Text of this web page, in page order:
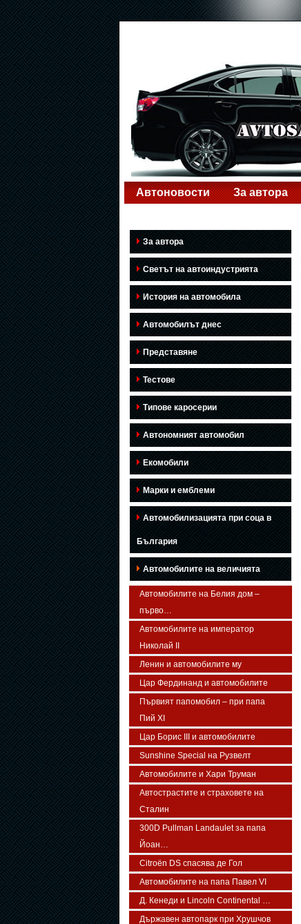
Автоновости За автора
За автора
Светът на автоиндустрията
История на автомобила
Автомобилът днес
Представяне
Тестове
Типове каросерии
Автономният автомобил
Екомобили
Марки и емблеми
Автомобилизацията при соца в
България
Автомобилите на величията
Автомобилите на Белия дом –
първо…
Автомобилите на император
Николай II
Ленин и автомобилите му
Цар Фердинанд и автомобилите
Първият папомобил – при папа
Пий XI
Цар Борис III и автомобилите
Sunshine Special на Рузвелт
Автомобилите и Хари Труман
Автострастите и страховете на
Сталин
300D Pullman Landaulet за папа
Йоан…
Citroën DS спасява де Гол
Автомобилите на папа Павел VI
Д. Кенеди и Lincoln Continental …
Държавен автопарк при Хрушчов